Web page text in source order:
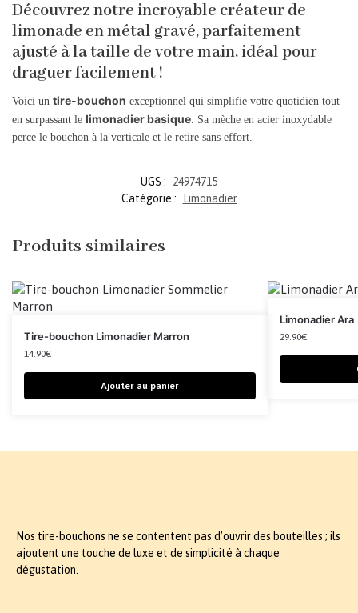
Découvrez notre incroyable créateur de
limonade en métal gravé, parfaitement
ajusté à la taille de votre main, idéal pour
draguer facilement !
Voici un tire-bouchon exceptionnel qui simplifie votre quotidien tout
en surpassant le limonadier basique. Sa mèche en acier inoxydable
perce le bouchon à la verticale et le retire sans effort.
UGS :
24974715
Catégorie :
Limonadier
Produits similaires
Tire-bouchon Limonadier Marron
14.90€
Ajouter au panier
Limonadier Ara
29.90€
Nos tire-bouchons ne se contentent pas d’ouvrir des bouteilles ; ils
ajoutent une touche de luxe et de simplicité à chaque
dégustation.